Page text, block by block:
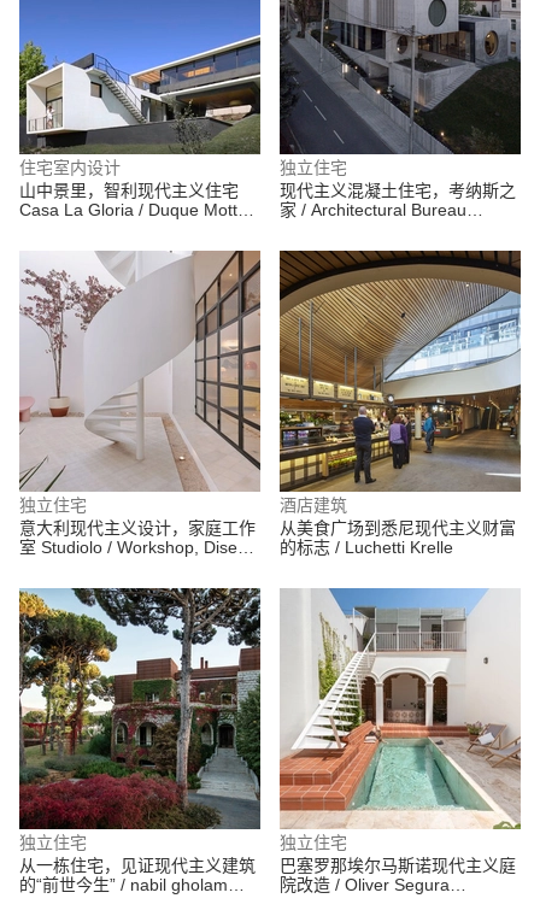
住宅室内设计
山中景里，智利现代主义住宅
Casa La Gloria / Duque Motta
独立住宅
现代主义混凝土住宅，考纳斯之
家 / Architectural Bureau
独立住宅
意大利现代主义设计，家庭工作
室 Studiolo / Workshop, Diseño
酒店建筑
从美食广场到悉尼现代主义财富
的标志 / Luchetti Krelle
独立住宅
从一栋住宅，见证现代主义建筑
的“前世今生” / nabil gholam
独立住宅
巴塞罗那埃尔马斯诺现代主义庭
院改造 / Oliver Segura